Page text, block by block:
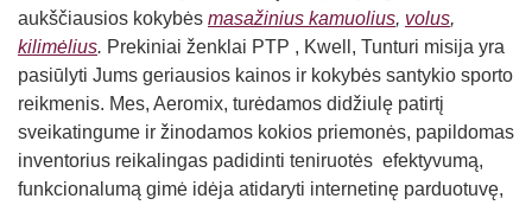
Straipsniai
Sėkmės istorijos
Atsiliepimai
Kontaktai
aukščiausios kokybės masažinius kamuolius, volus,
kilimėlius. Prekiniai ženklai PTP , Kwell, Tunturi misija yra
pasiūlyti Jums geriausios kainos ir kokybės santykio sporto
reikmenis. Mes, Aeromix, turėdamos didžiulę patirtį
sveikatingume ir žinodamos kokios priemonės, papildomas
inventorius reikalingas padidinti teniruotės efektyvumą,
funkcionalumą gimė idėja atidaryti internetinę parduotuvę,